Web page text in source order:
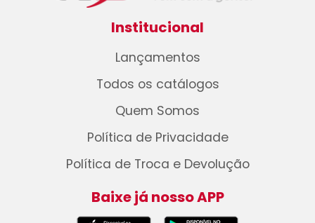
Institucional
Lançamentos
Todos os catálogos
Quem Somos
Política de Privacidade
Política de Troca e Devolução
Baixe já nosso APP